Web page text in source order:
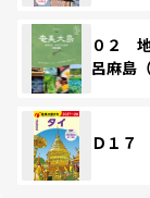
０２
呂麻島
Ｄ１７